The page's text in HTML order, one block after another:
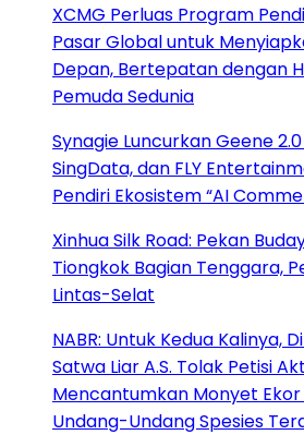
XCMG Perluas Program
Pasar Global untuk
Depan, Bertepatan dengan
Pemuda Sedunia
Synagie Luncurkan Geene
SingData, dan FLY
Pendiri Ekosistem “AI
Xinhua Silk Road: Pekan
Tiongkok Bagian Tenggara,
Lintas-Selat
NABR: Untuk Kedua Kalinya,
Satwa Liar A.S. Tolak Petisi
Mencantumkan Monyet
Undang-Undang Spesies